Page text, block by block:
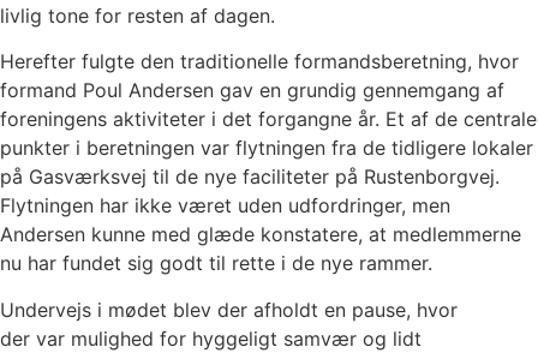
livlig tone for resten af dagen.
Herefter fulgte den traditionelle formandsberetning, hvor
formand Poul Andersen gav en grundig gennemgang af
foreningens aktiviteter i det forgangne år. Et af de centrale
punkter i beretningen var flytningen fra de tidligere lokaler
på Gasværksvej til de nye faciliteter på Rustenborgvej.
Flytningen har ikke været uden udfordringer, men
Andersen kunne med glæde konstatere, at medlemmerne
nu har fundet sig godt til rette i de nye rammer.
Undervejs i mødet blev der afholdt en pause, hvor
der var mulighed for hyggeligt samvær og lidt